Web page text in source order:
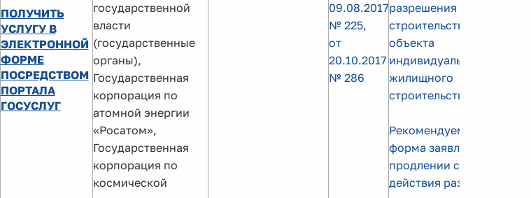
ПОЛУЧИТЬ
УСЛУГУ В
ЭЛЕКТРОННОЙ
ФОРМЕ
ПОСРЕДСТВОМ
ПОРТАЛА
ГОСУСЛУГ
государственной
власти
(государственные
органы),
Государственная
корпорация по
атомной энергии
«Росатом»,
Государственная
корпорация по
космической
09.08.2017
№ 225,
от
20.10.2017
№ 286
разрешения на
строительство
объекта
индивидуального
жилищного
строительства
Рекомендуемая
форма заявления о
продлении срока
действия разрешения